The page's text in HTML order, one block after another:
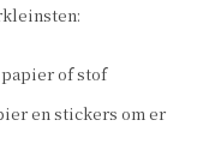
of stof
en stickers om er